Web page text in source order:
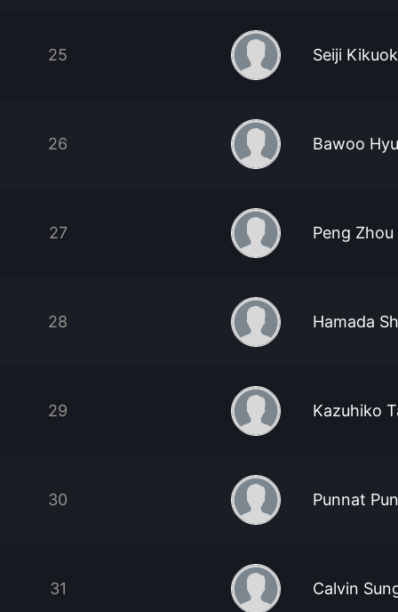
25 Seiji
26 Bawoo
27 Peng Zhou
28 Hamada
29 Kazuhiko
30 Punnat
31 Calvin